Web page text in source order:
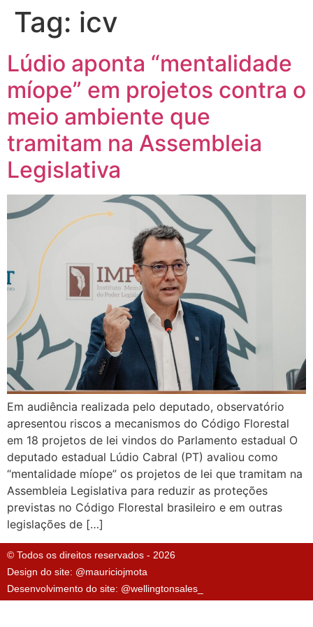
Tag: icv
Lúdio aponta “mentalidade
míope” em projetos contra o
meio ambiente que
tramitam na Assembleia
Legislativa
Em audiência realizada pelo deputado, observatório
apresentou riscos a mecanismos do Código Florestal
em 18 projetos de lei vindos do Parlamento estadual O
deputado estadual Lúdio Cabral (PT) avaliou como
“mentalidade míope” os projetos de lei que tramitam na
Assembleia Legislativa para reduzir as proteções
previstas no Código Florestal brasileiro e em outras
legislações de […]
© Todos os direitos reservados - 2026
Design do site: @mauriciojmota
Desenvolvimento do site: @wellingtonsales_